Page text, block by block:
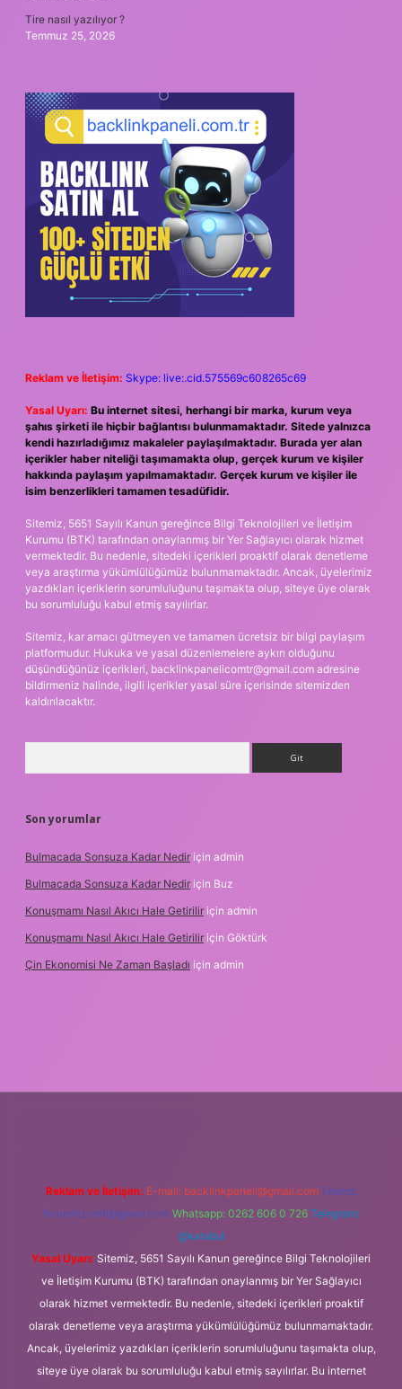
Tire nasıl yazılıyor ?
Temmuz 25, 2026
Reklam ve İletişim: Skype: live:.cid.575569c608265c69
Yasal Uyarı: Bu internet sitesi, herhangi bir marka, kurum veya
şahıs şirketi ile hiçbir bağlantısı bulunmamaktadır. Sitede yalnızca
kendi hazırladığımız makaleler paylaşılmaktadır. Burada yer alan
içerikler haber niteliği taşımamakta olup, gerçek kurum ve kişiler
hakkında paylaşım yapılmamaktadır. Gerçek kurum ve kişiler ile
isim benzerlikleri tamamen tesadüfidir.
Sitemiz, 5651 Sayılı Kanun gereğince Bilgi Teknolojileri ve İletişim
Kurumu (BTK) tarafından onaylanmış bir Yer Sağlayıcı olarak hizmet
vermektedir. Bu nedenle, sitedeki içerikleri proaktif olarak denetleme
veya araştırma yükümlülüğümüz bulunmamaktadır. Ancak, üyelerimiz
yazdıkları içeriklerin sorumluluğunu taşımakta olup, siteye üye olarak
bu sorumluluğu kabul etmiş sayılırlar.
Sitemiz, kar amacı gütmeyen ve tamamen ücretsiz bir bilgi paylaşım
platformudur. Hukuka ve yasal düzenlemelere aykırı olduğunu
düşündüğünüz içerikleri, backlinkpanelicomtr@gmail.com adresine
bildirmeniz halinde, ilgili içerikler yasal süre içerisinde sitemizden
kaldırılacaktır.
Son yorumlar
Bulmacada Sonsuza Kadar Nedir için admin
Bulmacada Sonsuza Kadar Nedir için Buz
Konuşmamı Nasıl Akıcı Hale Getirilir için admin
Konuşmamı Nasıl Akıcı Hale Getirilir için Göktürk
Çin Ekonomisi Ne Zaman Başladı için admin
Reklam ve İletişim: E-mail: backlinkpaneli@gmail.com Teams:
forumhizmeti@gmail.com Whatsapp: 0262 606 0 726 Telegram:
@karabul
Yasal Uyarı: Sitemiz, 5651 Sayılı Kanun gereğince Bilgi Teknolojileri
ve İletişim Kurumu (BTK) tarafından onaylanmış bir Yer Sağlayıcı
olarak hizmet vermektedir. Bu nedenle, sitedeki içerikleri proaktif
olarak denetleme veya araştırma yükümlülüğümüz bulunmamaktadır.
Ancak, üyelerimiz yazdıkları içeriklerin sorumluluğunu taşımakta olup,
siteye üye olarak bu sorumluluğu kabul etmiş sayılırlar. Bu internet